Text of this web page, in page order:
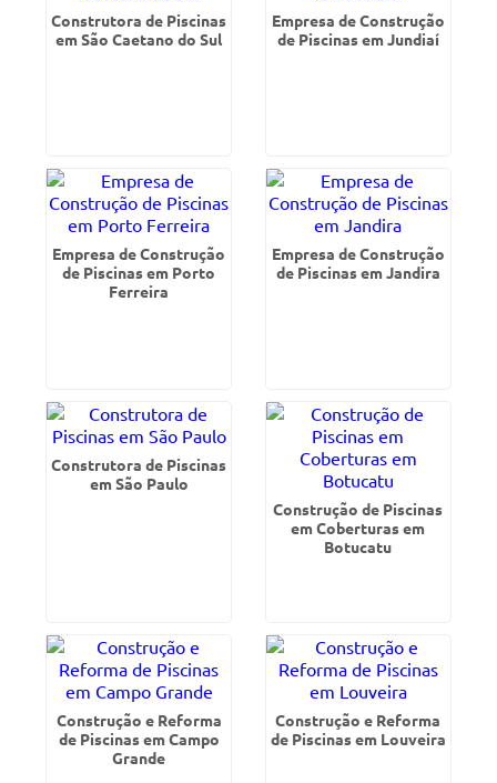
Construtora de Piscinas
em São Caetano do Sul
Empresa de Construção
de Piscinas em Jundiaí
Empresa de Construção
de Piscinas em Porto
Ferreira
Empresa de Construção
de Piscinas em Jandira
Construtora de Piscinas
em São Paulo
Construção de Piscinas
em Coberturas em
Botucatu
Construção e Reforma
de Piscinas em Campo
Grande
Construção e Reforma
de Piscinas em Louveira